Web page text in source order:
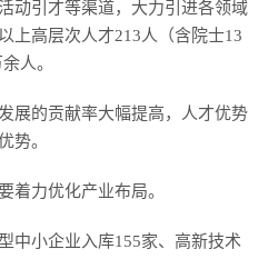
动引才等渠道，大力引进各领域
上高层次人才213人（含院士13
人。
展的贡献率大幅提高，人才优势
势。
着力优化产业布局。
中小企业入库155家、高新技术